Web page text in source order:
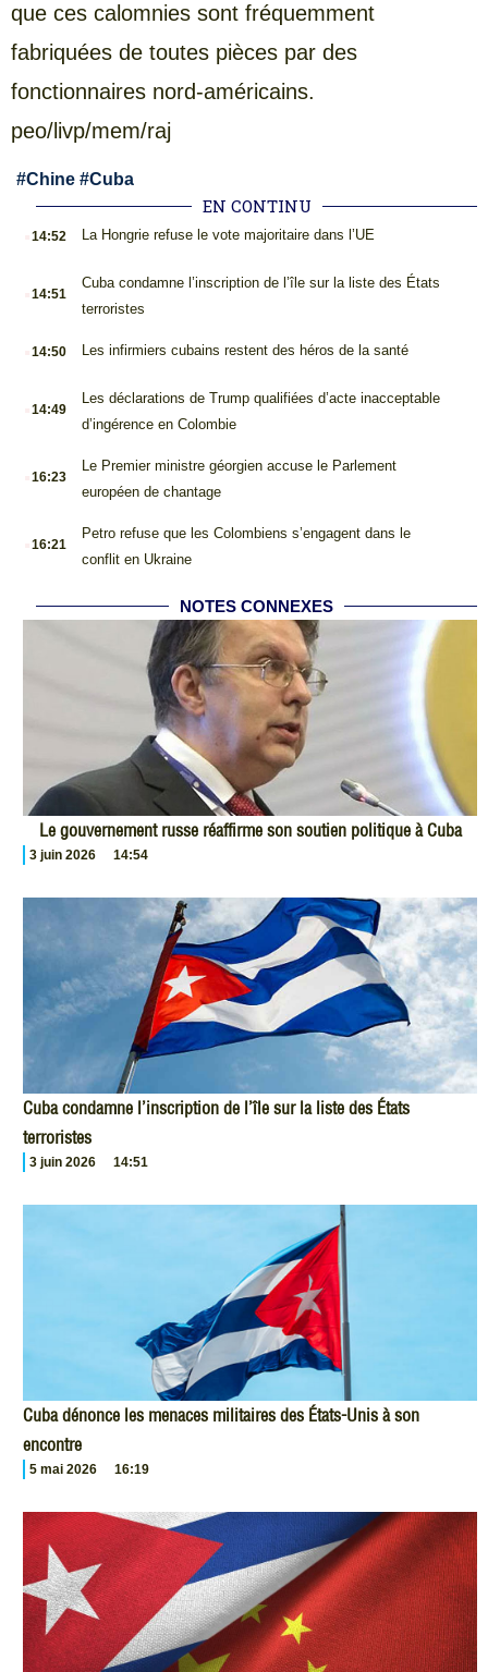
que ces calomnies sont fréquemment
fabriquées de toutes pièces par des
fonctionnaires nord-américains.
peo/livp/mem/raj
#Chine #Cuba
EN CONTINU
14:52 La Hongrie refuse le vote majoritaire dans l’UE
14:51
Cuba condamne l’inscription de l’île sur la liste des États
terroristes
14:50 Les infirmiers cubains restent des héros de la santé
14:49
Les déclarations de Trump qualifiées d’acte inacceptable
d’ingérence en Colombie
16:23
Le Premier ministre géorgien accuse le Parlement
européen de chantage
16:21
Petro refuse que les Colombiens s’engagent dans le
conflit en Ukraine
NOTES CONNEXES
Le gouvernement russe réaffirme son soutien politique à Cuba
3 juin 2026 14:54
Cuba condamne l’inscription de l’île sur la liste des États
terroristes
3 juin 2026 14:51
Cuba dénonce les menaces militaires des États-Unis à son
encontre
5 mai 2026 16:19